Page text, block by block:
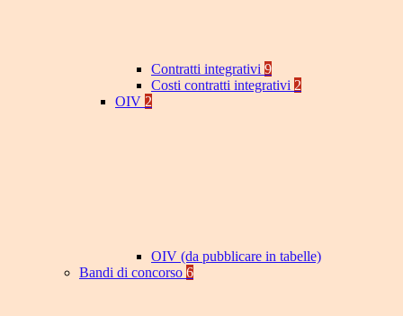
Contratti integrativi 9
Costi contratti integrativi 2
OIV 2
OIV (da pubblicare in tabelle)
Bandi di concorso 6